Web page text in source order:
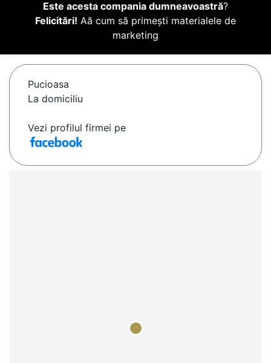
Este acesta compania dumneavoastră?
Felicitări! Aă cum să primești materialele de
marketing
Pucioasa
La domiciliu
Vezi profilul firmei pe